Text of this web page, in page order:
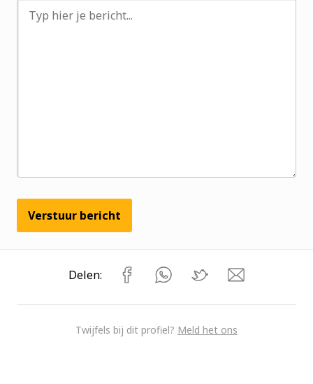
Verstuur bericht
Delen:
Twijfels bij dit profiel? Meld het ons